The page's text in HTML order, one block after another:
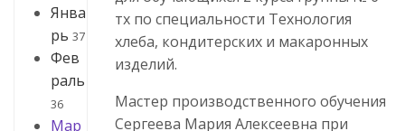
Янва
рь 37
Фев
раль
36
Мар
тх по специальности Технология
хлеба, кондитерских и макаронных
изделий.
Мастер производственного обучения
Сергеева Мария Алексеевна при